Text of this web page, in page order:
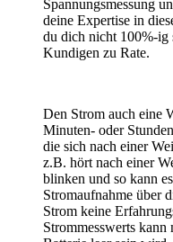
Spannungsmessung
deine Expertise in
du dich nicht 100%-ig
Kundigen zu Rate.
Den Strom auch eine
Minuten- oder
die sich nach einer
z.B. hört nach einer
blinken und so kann
Stromaufnahme über
Strom keine
Strommesswerts